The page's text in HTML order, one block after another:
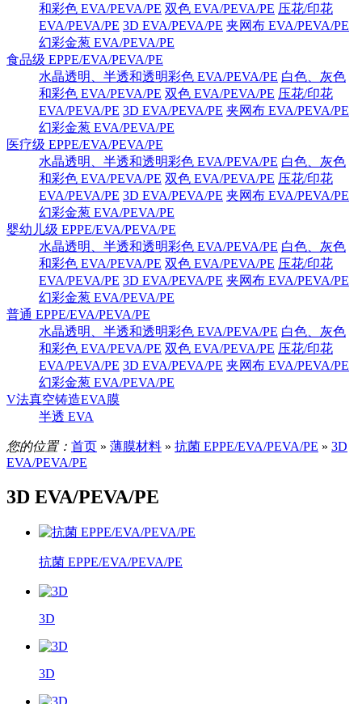
和彩色 EVA/PEVA/PE 双色 EVA/PEVA/PE 压花/印花
EVA/PEVA/PE 3D EVA/PEVA/PE 夹网布 EVA/PEVA/PE
幻彩金葱 EVA/PEVA/PE
食品级 EPPE/EVA/PEVA/PE
水晶透明、半透和透明彩色 EVA/PEVA/PE 白色、灰色
和彩色 EVA/PEVA/PE 双色 EVA/PEVA/PE 压花/印花
EVA/PEVA/PE 3D EVA/PEVA/PE 夹网布 EVA/PEVA/PE
幻彩金葱 EVA/PEVA/PE
医疗级 EPPE/EVA/PEVA/PE
水晶透明、半透和透明彩色 EVA/PEVA/PE 白色、灰色
和彩色 EVA/PEVA/PE 双色 EVA/PEVA/PE 压花/印花
EVA/PEVA/PE 3D EVA/PEVA/PE 夹网布 EVA/PEVA/PE
幻彩金葱 EVA/PEVA/PE
婴幼儿级 EPPE/EVA/PEVA/PE
水晶透明、半透和透明彩色 EVA/PEVA/PE 白色、灰色
和彩色 EVA/PEVA/PE 双色 EVA/PEVA/PE 压花/印花
EVA/PEVA/PE 3D EVA/PEVA/PE 夹网布 EVA/PEVA/PE
幻彩金葱 EVA/PEVA/PE
普通 EPPE/EVA/PEVA/PE
水晶透明、半透和透明彩色 EVA/PEVA/PE 白色、灰色
和彩色 EVA/PEVA/PE 双色 EVA/PEVA/PE 压花/印花
EVA/PEVA/PE 3D EVA/PEVA/PE 夹网布 EVA/PEVA/PE
幻彩金葱 EVA/PEVA/PE
V法真空铸造EVA膜
半透 EVA
您的位置： 首页 » 薄膜材料 » 抗菌 EPPE/EVA/PEVA/PE » 3D
EVA/PEVA/PE
3D EVA/PEVA/PE
抗菌 EPPE/EVA/PEVA/PE
3D
3D